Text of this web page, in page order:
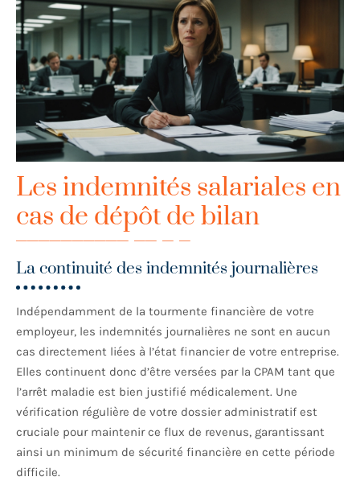
Les indemnités salariales en
cas de dépôt de bilan
La continuité des indemnités journalières
Indépendamment de la tourmente financière de votre
employeur, les indemnités journalières ne sont en aucun
cas directement liées à l’état financier de votre entreprise.
Elles continuent donc d’être versées par la CPAM tant que
l’arrêt maladie est bien justifié médicalement. Une
vérification régulière de votre dossier administratif est
cruciale pour maintenir ce flux de revenus, garantissant
ainsi un minimum de sécurité financière en cette période
difficile.